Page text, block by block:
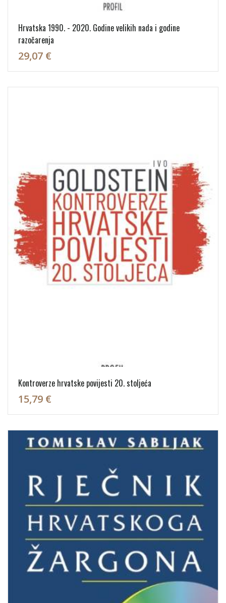
Hrvatska 1990. - 2020. Godine velikih nada i godine
razočarenja
29,07 €
Kontroverze hrvatske povijesti 20. stoljeća
15,79 €